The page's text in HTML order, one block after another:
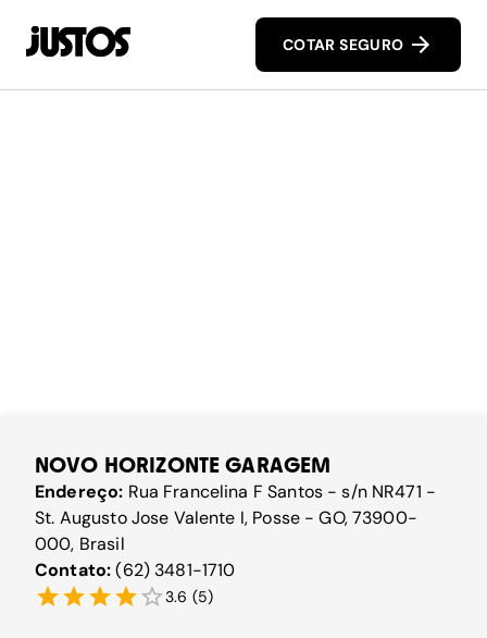
COTAR SEGURO
NOVO HORIZONTE GARAGEM
Endereço: Rua Francelina F Santos - s/n NR471 -
St. Augusto Jose Valente I, Posse - GO, 73900-
000, Brasil
Contato:(62) 3481-1710
3.6 (5)